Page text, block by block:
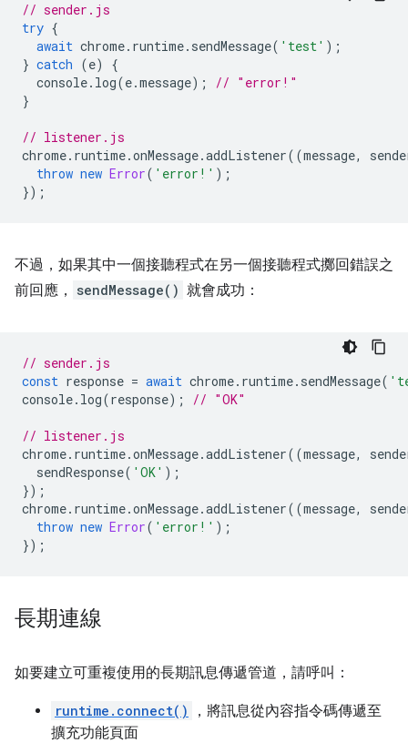
// sender.js
try {
await chrome. runtime. sendMessage( 'test' );
} catch (e)
{
console. log(e.message);
// "error!"
}
// listener.js
chrome. runtime.onMessage.addListener((message,
throw new Error( 'error!' );
});
不過，如果其中一個接聽程式在另一個接聽程式擲回錯誤之
前回應，
sendMessage() 就會成功：
// sender.js
const response = await chrome. runtime. sendMessage(
console. log(response); // "OK"
// listener.js
chrome. runtime.onMessage.addListener((message,
sendResponse( 'OK' );
});
chrome. runtime.onMessage.addListener((message,
throw new Error( 'error!' );
});
長期連線
如要建立可重複使用的長期訊息傳遞管道，請呼叫：
runtime.connect()
，將訊息從內容指令碼傳遞至
擴充功能頁面